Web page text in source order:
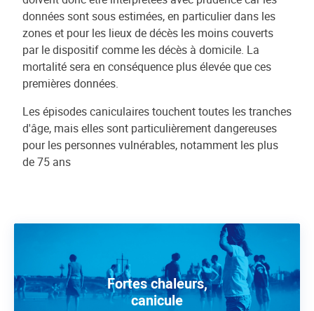
données sont sous estimées, en particulier dans les
zones et pour les lieux de décès les moins couverts
par le dispositif comme les décès à domicile. La
mortalité sera en conséquence plus élevée que ces
premières données.
Les épisodes caniculaires touchent toutes les tranches
d'âge, mais elles sont particulièrement dangereuses
pour les personnes vulnérables, notamment les plus
de 75 ans
Fortes chaleurs,
canicule